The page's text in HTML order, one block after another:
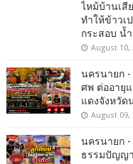
ไหม้บ้านเสี
ทำให้ข้าวเ
กระสอบ น้
August 10,
นครนายก -
ศพ ต่ออายุ
แดงจังหวัด
August 09,
นครนายก -
ธรรมปัญญ